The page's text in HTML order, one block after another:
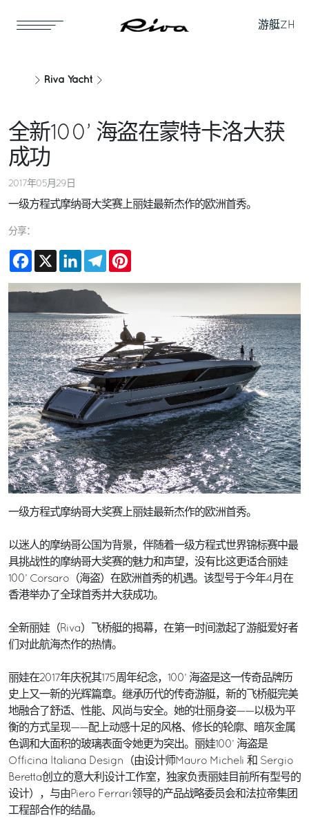
游艇ZH
Riva Yacht
全新100’ 海盗在蒙特卡洛大获
成功
2017年05月29日
一级方程式摩纳哥大奖赛上丽娃最新杰作的欧洲首秀。
分享：
Facebook
X LinkedInTelegram
一级方程式摩纳哥大奖赛上丽娃最新杰作的欧洲首秀。
以迷人的摩纳哥公国为背景，伴随着一级方程式世界锦标赛中最
具挑战性的摩纳哥大奖赛的魅力和声望，没有比这更适合丽娃
100’ Corsaro（海盗）在欧洲首秀的机遇。该型号于今年4月在
香港举办了全球首秀并大获成功。
全新丽娃（Riva）飞桥艇的揭幕，在第一时间激起了游艇爱好者
们对此航海杰作的热情。
丽娃在2017年庆祝其175周年纪念，100’ 海盗是这一传奇品牌历
史上又一新的光辉篇章。继承历代的传奇游艇，新的飞桥艇完美
地融合了舒适、性能、风尚与安全。她的壮丽身姿——以极为平
衡的方式呈现——配上动感十足的风格、修长的轮廓、暗灰金属
色调和大面积的玻璃表面令她更为突出。丽娃100’ 海盗是
Officina Italiana Design（由设计师Mauro Micheli 和 Sergio
Beretta创立的意大利设计工作室，独家负责丽娃目前所有型号的
设计），与由Piero Ferrari领导的产品战略委员会和法拉帝集团
工程部合作的结晶。